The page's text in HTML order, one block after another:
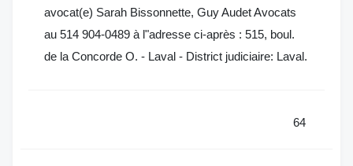
avocat(e) Sarah Bissonnette, Guy Audet Avocats
au 514 904-0489 à l"adresse ci-après : 515, boul.
de la Concorde O. - Laval - District judiciaire: Laval.
64